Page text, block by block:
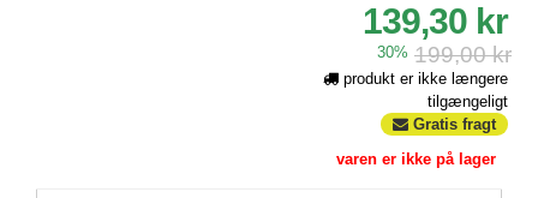
139,30 kr
199,00 kr
30%
produkt er ikke længere
tilgængeligt
Gratis fragt
varen er ikke på lager